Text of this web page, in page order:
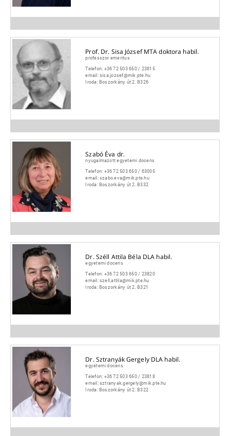
Prof. Dr. Sisa József MTA doktora habil.
professzor emeritus
Telefon: +36 72 503 650 / 23815
email:sisa.jozsef@mik.pte.hu
Iroda:Boszorkány út 2. B326
Szabó Éva dr.
nyugalmazott egyetemi docens
Telefon: +36 72 503 650 / 63005
email:szabo.eva@mik.pte.hu
Iroda:Boszorkány út 2. B332
Dr. Széll Attila Béla DLA habil.
egyetemi docens
Telefon: +36 72 503 650 / 23820
email:szell.attila@mik.pte.hu
Iroda:Boszorkány út 2. B321
Dr. Sztranyák Gergely DLA habil.
egyetemi docens
Telefon: +36 72 503 650 / 23818
email:sztranyak.gergely@mik.pte.hu
Iroda:Boszorkány út 2. B322